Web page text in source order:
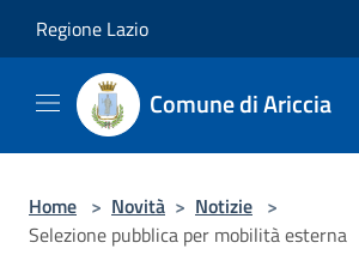
Regione Lazio
Comune di Ariccia
Home > Novità > Notizie >
Selezione pubblica per mobilità esterna